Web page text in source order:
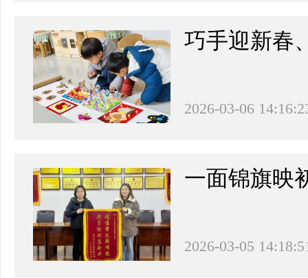
巧手迎新春
2026-03-06
一面锦旗映
2026-03-05